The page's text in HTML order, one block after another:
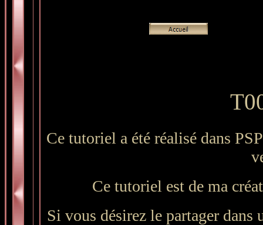
Ce tutoriel a été réalisé dans
Ce tutoriel est de ma
Si vous désirez le partager